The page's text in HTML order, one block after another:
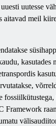
uutesse
aitavad meil
kasutades
fossiilkütustega,
Framework